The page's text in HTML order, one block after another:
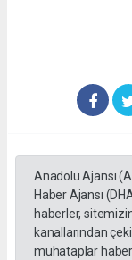
Anadolu Ajansı
Haber Ajansı
haberler,
kanallarından
muhataplar